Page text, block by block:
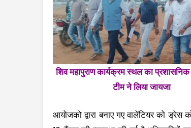
शिव महापुराण कार्यक्रम स्थल का
टीम ने लिया जायजा
आयोजको द्वारा बनाए गए वालेंटियर को ड्रेस